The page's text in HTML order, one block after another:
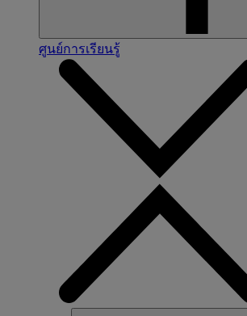
ศูนย์การเรียนรู้